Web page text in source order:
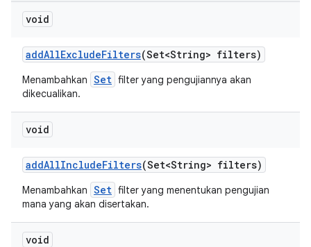
void
addAllExcludeFilters(Set<String> filters)
Menambahkan Set filter yang pengujiannya akan
dikecualikan.
void
addAllIncludeFilters(Set<String> filters)
Menambahkan Set filter yang menentukan pengujian
mana yang akan disertakan.
void